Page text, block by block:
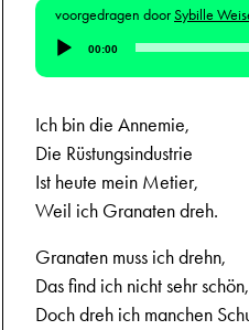
voorgedragen doorSybille
Audiospeler
00:00
Ich bin die Annemie,
Die Rüstungsindustrie
Ist heute mein Metier,
Weil ich Granaten dreh.
Granaten muss ich drehn,
Das find ich nicht sehr schön,
Doch dreh ich manchen